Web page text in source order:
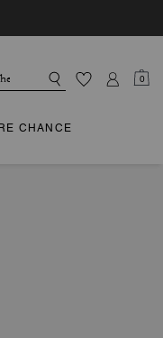
0
CHANCE